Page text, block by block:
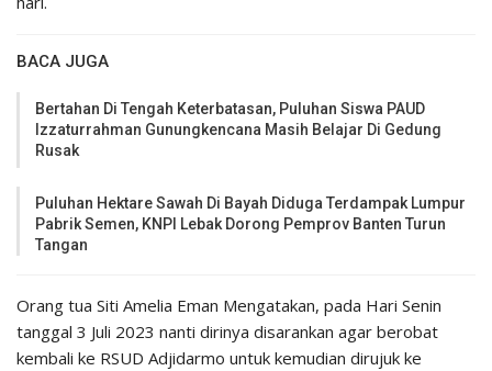
BACA JUGA
Bertahan Di Tengah Keterbatasan, Puluhan Siswa PAUD
Izzaturrahman Gunungkencana Masih Belajar Di Gedung
Rusak
Puluhan Hektare Sawah Di Bayah Diduga Terdampak Lumpur
Pabrik Semen, KNPI Lebak Dorong Pemprov Banten Turun
Tangan
Orang tua Siti Amelia Eman Mengatakan, pada Hari Senin
tanggal 3 Juli 2023 nanti dirinya disarankan agar berobat
kembali ke RSUD Adjidarmo untuk kemudian dirujuk ke